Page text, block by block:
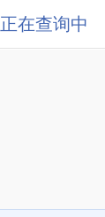
正在查询中